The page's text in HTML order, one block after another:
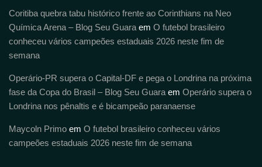
Coritiba quebra tabu histórico frente ao Corinthians na Neo
Química Arena – Blog Seu Guara em O futebol brasileiro
conheceu vários campeões estaduais 2026 neste fim de
semana
Operário-PR supera o Capital-DF e pega o Londrina na próxima
fase da Copa do Brasil – Blog Seu Guara em Operário supera o
Londrina nos pênaltis e é bicampeão paranaense
Maycoln Primo em O futebol brasileiro conheceu vários
campeões estaduais 2026 neste fim de semana